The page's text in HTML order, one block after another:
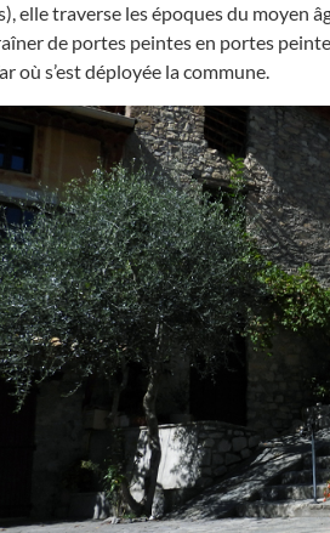
elle traverse les époques du moyen
de portes peintes en portes
où s’est déployée la commune.